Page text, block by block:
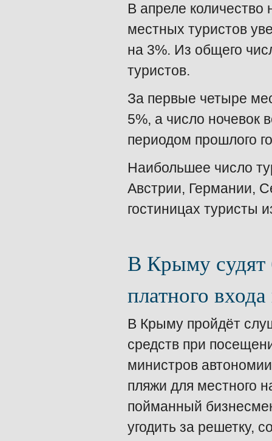
В апреле количество
местных туристов
на 3%. Из общего
туристов.
За первые четыре
5%, а число ночевок
периодом прошлого
Наибольшее число
Австрии, Германии,
гостиницах туристы
В Крыму судят
платного
В Крыму пройдёт
средств при
министров
пляжи для местного
пойманный
угодить за решетку,